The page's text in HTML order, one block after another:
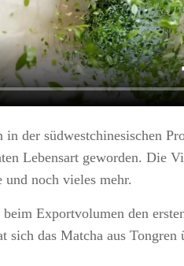
der südwestchinesischen
Lebensart geworden. Die
noch vieles mehr.
Exportvolumen den
das Matcha aus Tongren